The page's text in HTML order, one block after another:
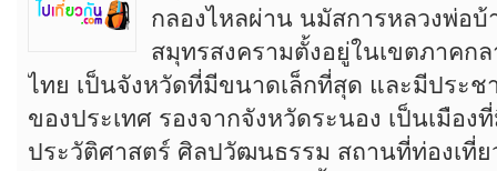
กลองไหลผ่าน นมัสการหลวงพ่อ
สมุทรสงครามตั้งอยู่ในเขตภาคก
ไทย เป็นจังหวัดที่มีขนาดเล็กที่สุด และมีประช
ของประเทศ รองจากจังหวัดระนอง เป็นเมือ
ประวัติศาสตร์ ศิลปวัฒนธรรม สถานที่ท่องเที่